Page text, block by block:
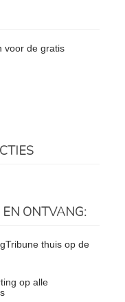
voor de gratis
ONTVANG:
thuis op de
op alle